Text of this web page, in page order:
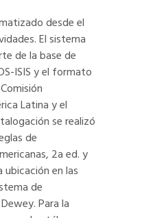
desde el
El sistema
de la base de
ISIS y el formato
Latina y el
se realizó
de
2a ed. y
ubicación en las
de
Para la